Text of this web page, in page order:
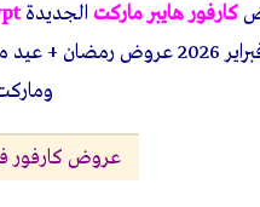
كارفور هايبر ماركت الجديدة
كارفور من 4 فبراير حتى 11
عروض كارفور